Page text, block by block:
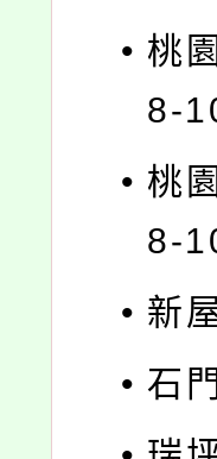
• 桃
8-
• 桃
8-
• 新
• 石